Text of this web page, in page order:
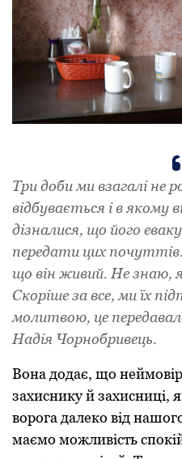
Три доби ми взагалі не
відбувається і в якому
дізналися, що його
передати цих
що він живий. Не знаю,
Скоріше за все, ми їх
молитвою, це
Надія Чорнобривець.
Вона додає, що
захиснику й захисниці,
ворога далеко від
маємо можливість